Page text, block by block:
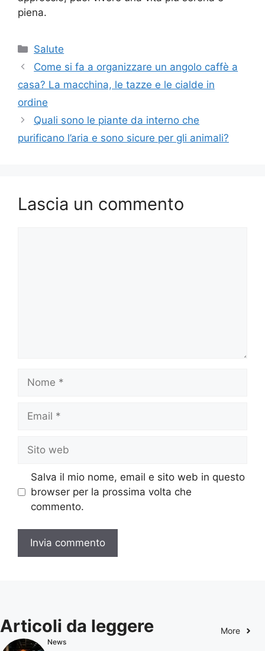
piena.
Categorie
Salute
Come si fa a organizzare un angolo caffè a
casa? La macchina, le tazze e le cialde in
ordine
Quali sono le piante da interno che
purificano l’aria e sono sicure per gli animali?
Lascia un commento
web
Salva il mio nome, email e sito web in questo
browser per la prossima volta che
commento.
Articoli da leggere More
News